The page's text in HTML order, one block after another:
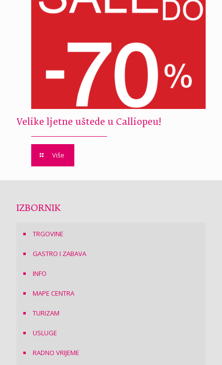
Velike ljetne uštede u Calliopeu!
Više
IZBORNIK
TRGOVINE
GASTRO I ZABAVA
INFO
MAPE CENTRA
TURIZAM
USLUGE
RADNO VRIJEME